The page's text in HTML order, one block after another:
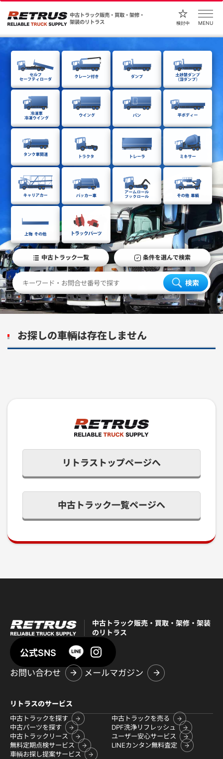
中古トラック販売・買取・架修・
架装のリトラス
検討中 MENU
中古トラック一覧 条件を選んで検索
検索
お探しの車輌は存在しません
リトラストップページへ
中古トラック一覧ページへ
中古トラック販売・買取・架修・架装
のリトラス
公式SNS
お問い合わせ
メールマガジン
リトラスのサービス
中古トラックを探す
中古トラックを売る
中古パーツを探す
DPF洗浄リフレッシュ
中古トラックリース
ユーザー安心サービス
無料定期点検サービス
LINEカンタン無料査定
車輌お探し提案サービス